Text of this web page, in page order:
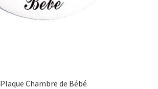
Plaque Chambre de Bébé